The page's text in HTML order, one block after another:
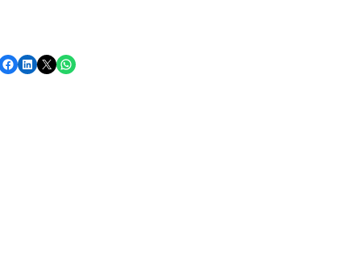
Partager sur Facebook Partager sur LinkedIn Partager sur X Partager sur WhatsApp